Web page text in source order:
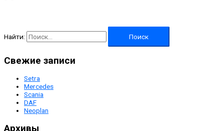
Найти:
Свежие записи
Setra
Mercedes
Scania
DAF
Neoplan
Архивы